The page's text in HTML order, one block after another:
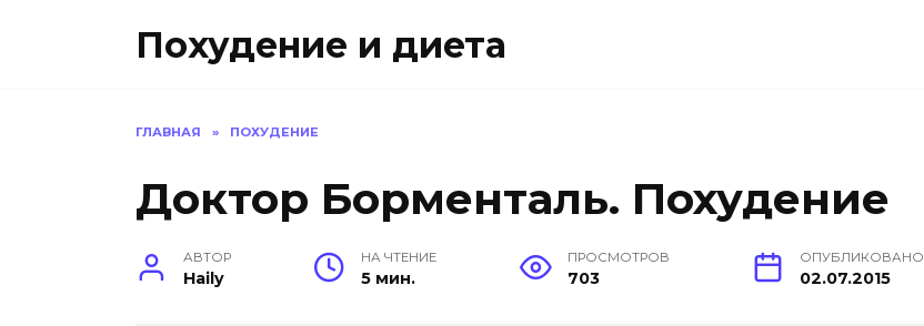
Похудение и диета
ГЛАВНАЯ » ПОХУДЕНИЕ
Доктор Борменталь. Похудение
АВТОР
Haily
НА ЧТЕНИЕ
5 мин.
ПРОСМОТРОВ
703
ОПУБЛИКОВАНО
02.07.2015